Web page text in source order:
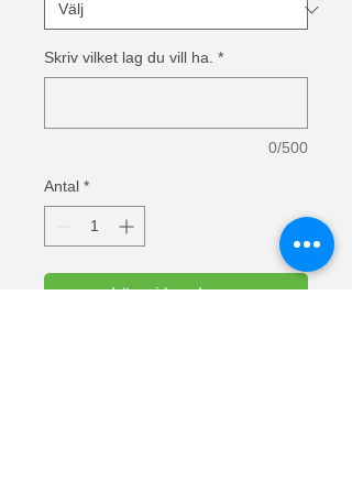
Skriv vilket lag du vill ha. *
0/500
Antal *
Lägg i kundvagn